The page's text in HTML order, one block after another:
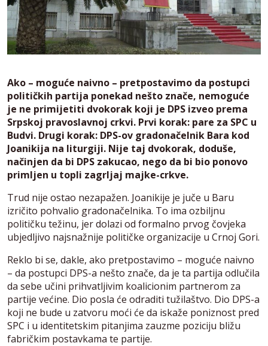
Ako – moguće naivno – pretpostavimo da postupci
političkih partija ponekad nešto znače, nemoguće
je ne primijetiti dvokorak koji je DPS izveo prema
Srpskoj pravoslavnoj crkvi. Prvi korak: pare za SPC u
Budvi. Drugi korak: DPS-ov gradonačelnik Bara kod
Joanikija na liturgiji. Nije taj dvokorak, doduše,
načinjen da bi DPS zakucao, nego da bi bio ponovo
primljen u topli zagrljaj majke-crkve.
Trud nije ostao nezapažen. Joanikije je juče u Baru
izričito pohvalio gradonačelnika. To ima ozbiljnu
političku težinu, jer dolazi od formalno prvog čovjeka
ubjedljivo najsnažnije političke organizacije u Crnoj Gori.
Reklo bi se, dakle, ako pretpostavimo – moguće naivno
– da postupci DPS-a nešto znače, da je ta partija odlučila
da sebe učini prihvatljivim koalicionim partnerom za
partije većine. Dio posla će odraditi tužilaštvo. Dio DPS-a
koji ne bude u zatvoru moći će da iskaže poniznost pred
SPC i u identitetskim pitanjima zauzme poziciju bližu
fabričkim postavkama te partije.